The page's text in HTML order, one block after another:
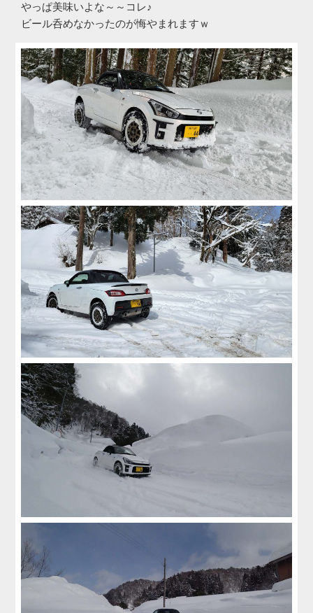
やっぱ美味いよな～～コレ♪
ビール呑めなかったのが悔やまれますｗ